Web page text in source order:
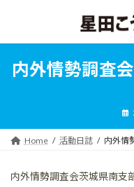
ン
ー
内外情勢調査
Home 活動日誌 内外情
内外情勢調査会茨城県南支